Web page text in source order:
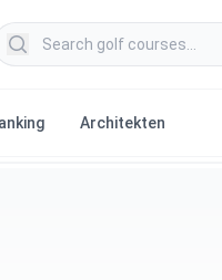
golf courses
Architekten